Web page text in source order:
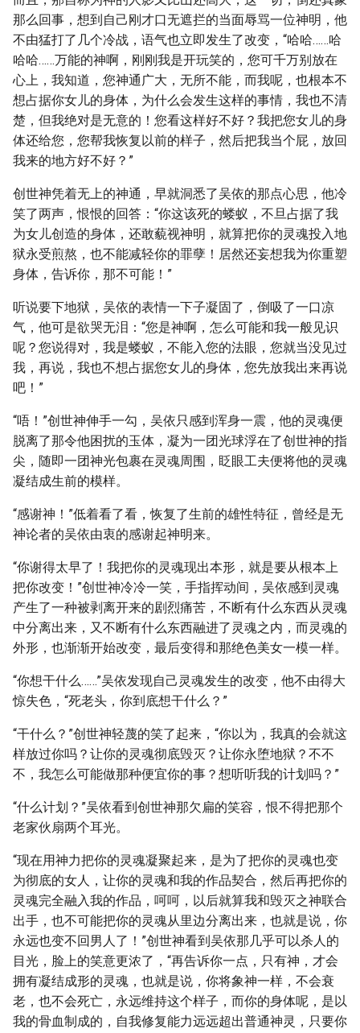
那么回事，想到自己刚才口无遮拦的当面辱骂一位神明，他
不由猛打了几个冷战，语气也立即发生了改变，“哈哈……哈
哈哈……万能的神啊，刚刚我是开玩笑的，您可千万别放在
心上，我知道，您神通广大，无所不能，而我呢，也根本不
想占据你女儿的身体，为什么会发生这样的事情，我也不清
楚，但我绝对是无意的！您看这样好不好？我把您女儿的身
体还给您，您帮我恢复以前的样子，然后把我当个屁，放回
我来的地方好不好？”
创世神凭着无上的神通，早就洞悉了吴依的那点心思，他冷
笑了两声，恨恨的回答：“你这该死的蝼蚁，不旦占据了我
为女儿创造的身体，还敢藐视神明，就算把你的灵魂投入地
狱永受煎熬，也不能减轻你的罪孽！居然还妄想我为你重塑
身体，告诉你，那不可能！”
听说要下地狱，吴依的表情一下子凝固了，倒吸了一口凉
气，他可是欲哭无泪：“您是神啊，怎么可能和我一般见识
呢？您说得对，我是蝼蚁，不能入您的法眼，您就当没见过
我，再说，我也不想占据您女儿的身体，您先放我出来再说
吧！”
“唔！”创世神伸手一勾，吴依只感到浑身一震，他的灵魂便
脱离了那令他困扰的玉体，凝为一团光球浮在了创世神的指
尖，随即一团神光包裹在灵魂周围，眨眼工夫便将他的灵魂
凝结成生前的模样。
“感谢神！”低着看了看，恢复了生前的雄性特征，曾经是无
神论者的吴依由衷的感谢起神明来。
“你谢得太早了！我把你的灵魂现出本形，就是要从根本上
把你改变！”创世神冷冷一笑，手指挥动间，吴依感到灵魂
产生了一种被剥离开来的剧烈痛苦，不断有什么东西从灵魂
中分离出来，又不断有什么东西融进了灵魂之内，而灵魂的
外形，也渐渐开始改变，最后变得和那绝色美女一模一样。
“你想干什么……”吴依发现自己灵魂发生的改变，他不由得大
惊失色，“死老头，你到底想干什么？”
“干什么？”创世神轻蔑的笑了起来，“你以为，我真的会就这
样放过你吗？让你的灵魂彻底毁灭？让你永堕地狱？不不
不，我怎么可能做那种便宜你的事？想听听我的计划吗？”
“什么计划？”吴依看到创世神那欠扁的笑容，恨不得把那个
老家伙扇两个耳光。
“现在用神力把你的灵魂凝聚起来，是为了把你的灵魂也变
为彻底的女人，让你的灵魂和我的作品契合，然后再把你的
灵魂完全融入我的作品，呵呵，以后就算我和毁灭之神联合
出手，也不可能把你的灵魂从里边分离出来，也就是说，你
永远也变不回男人了！”创世神看到吴依那几乎可以杀人的
目光，脸上的笑意更浓了，“再告诉你一点，只有神，才会
拥有凝结成形的灵魂，也就是说，你将象神一样，不会衰
老，也不会死亡，永远维持这个样子，而你的身体呢，是以
我的骨血制成的，自我修复能力远远超出普通神灵，只要你